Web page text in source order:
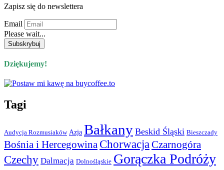
Zapisz się do newslettera
Email
Please wait...
Dziękujemy!
Tagi
Audycja Rozmusiaków Azja Bałkany Beskid Śląski Bieszczady
Bośnia i Hercegowina ChorwacjaCzarnogóra
Czechy Dalmacja Dolnośląskie Gorączka Podróży